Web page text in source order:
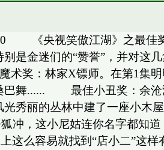
《央视笑傲江湖》之最佳
别是金迷们的“赞誉”，并对
奖：林家X镖师。在第1集
巴舞...... 最佳小丑奖：余沧
秀丽的丛林中建了一座小
，这小尼姑连你名字都知道
容易就找到“店小二”这样